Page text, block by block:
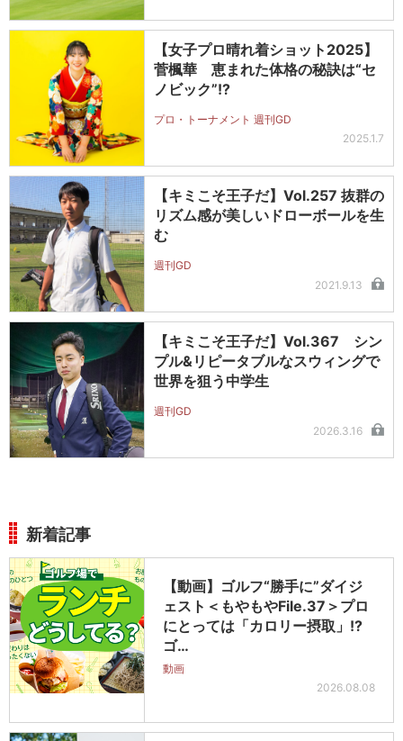
【女子プロ晴れ着ショット2025】
菅楓華 恵まれた体格の秘訣は“セ
ノビック”!?
プロ・トーナメント 週刊GD
2025.1.7
【キミこそ王子だ】Vol.257 抜群の
リズム感が美しいドローボールを生
む
週刊GD
2021.9.13
【キミこそ王子だ】Vol.367 シン
プル&リピータブルなスウィングで
世界を狙う中学生
週刊GD
2026.3.16
新着記事
【動画】ゴルフ“勝手に”ダイジ
ェスト＜もやもやFile.37＞プロ
にとっては「カロリー摂取」!?
ゴ…
動画
2026.08.08